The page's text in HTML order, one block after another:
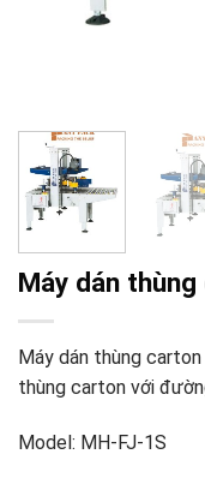
Máy dán
Máy dán thùng
thùng carton với
Model: MH-FJ-1S